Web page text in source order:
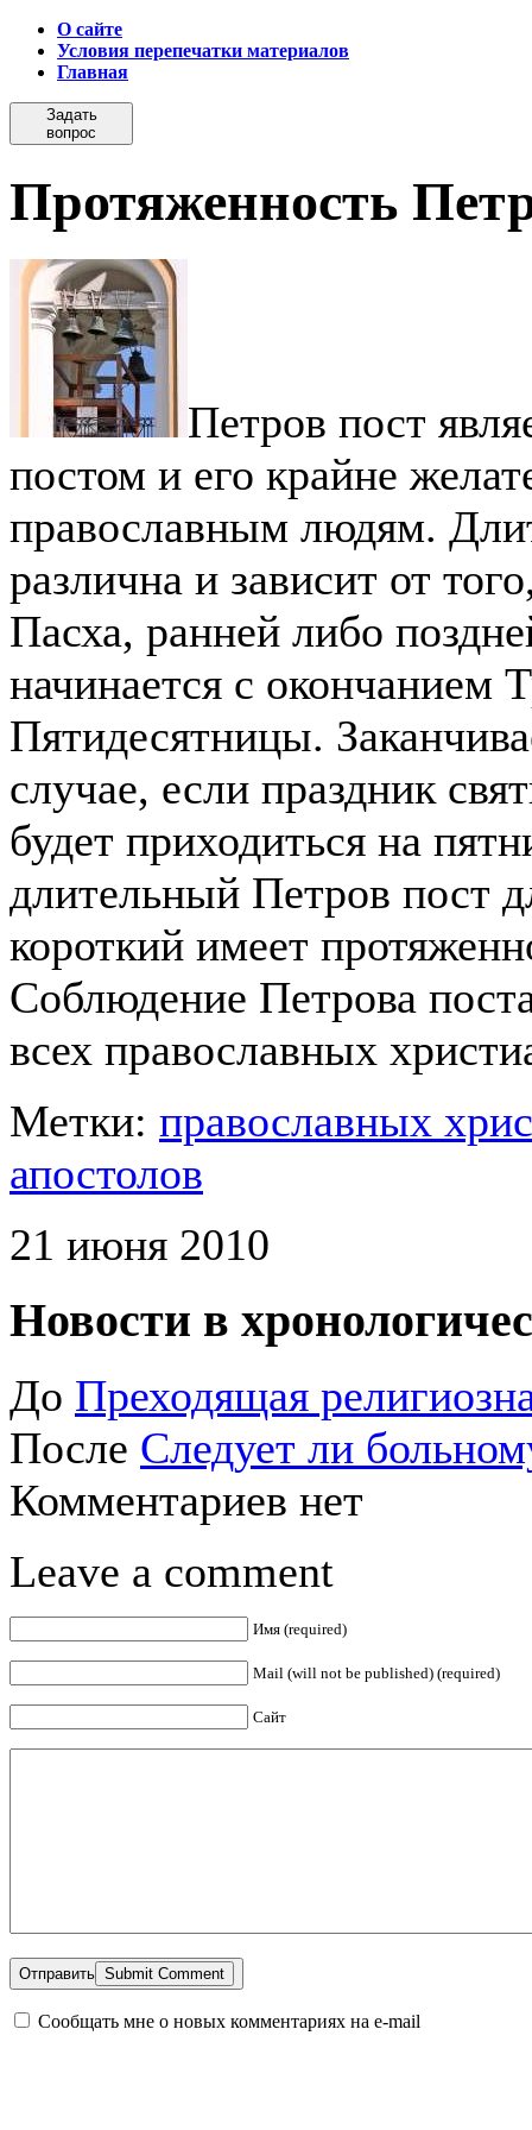
О сайте
Условия перепечатки материалов
Главная
Задать
вопрос
Протяженность
Петров пост
постом и его крайне
православным людям.
различна и зависит от
Пасха, ранней либо
начинается с окончанием
Пятидесятницы.
случае, если праздник
будет приходиться на
длительный Петров пост
короткий имеет
Соблюдение Петрова
всех православных
Метки: православных
апостолов
21 июня 2010
Новости в
До Преходящая
После Следует ли
Комментариев нет
Leave a comment
Имя (required)
Mail (will not be published) (required)
Сайт
Отправить
Сообщать мне о новых комментариях на e-mail